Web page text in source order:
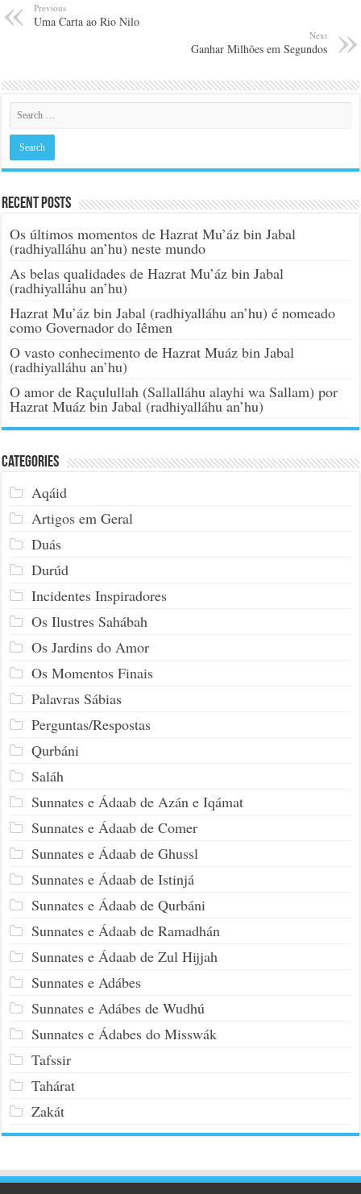
Previous
Uma Carta ao Rio Nilo
Next
Ganhar Milhões em Segundos
Recent Posts
Os últimos momentos de Hazrat Mu’áz bin Jabal
(radhiyalláhu an’hu) neste mundo
As belas qualidades de Hazrat Mu’áz bin Jabal
(radhiyalláhu an’hu)
Hazrat Mu’áz bin Jabal (radhiyalláhu an’hu) é nomeado
como Governador do Iêmen
O vasto conhecimento de Hazrat Muáz bin Jabal
(radhiyalláhu an’hu)
O amor de Raçulullah (Sallalláhu alayhi wa Sallam) por
Hazrat Muáz bin Jabal (radhiyalláhu an’hu)
Categories
Aqáid
Artigos em Geral
Duás
Durúd
Incidentes Inspiradores
Os Ilustres Sahábah
Os Jardins do Amor
Os Momentos Finais
Palavras Sábias
Perguntas/Respostas
Qurbáni
Saláh
Sunnates e Ádaab de Azán e Iqámat
Sunnates e Ádaab de Comer
Sunnates e Ádaab de Ghussl
Sunnates e Ádaab de Istinjá
Sunnates e Ádaab de Qurbáni
Sunnates e Ádaab de Ramadhán
Sunnates e Ádaab de Zul Hijjah
Sunnates e Adábes
Sunnates e Adábes de Wudhú
Sunnates e Ádabes do Misswák
Tafssir
Tahárat
Zakát